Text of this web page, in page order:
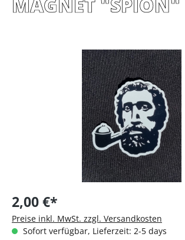
2,00 €*
Preise inkl. MwSt. zzgl. Versandkosten
Sofort verfügbar, Lieferzeit: 2-5 days